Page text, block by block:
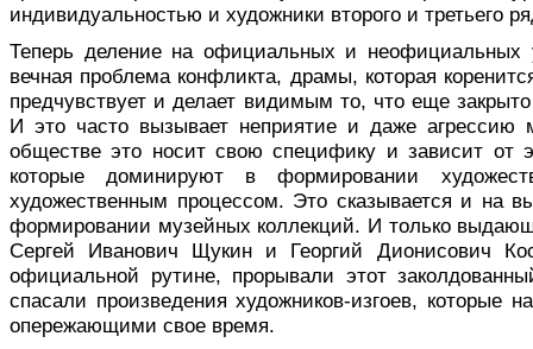
индивидуальностью и художники второго и третьего
Теперь деление на официальных и
вечная проблема конфликта, драмы, которая
предчувствует и делает видимым то, что еще
И это часто вызывает неприятие и даже агрессию
обществе это носит свою специфику и зависит от
которые доминируют в формировании
художественным процессом. Это сказывается и на
формировании музейных коллекций. И только
Сергей Иванович Щукин и Георгий Дионисович
официальной рутине, прорывали этот
спасали произведения художников-изгоев, которые
опережающими свое время.